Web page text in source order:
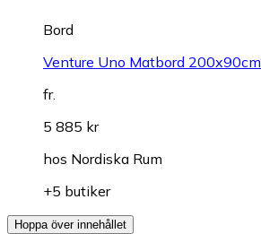
Bord
Venture Uno Matbord 200x90cm
fr.
5 885 kr
hos Nordiska Rum
+5 butiker
Hoppa över innehållet